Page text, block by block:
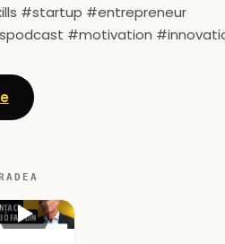
#startup #entrepreneur
#motivation
▶